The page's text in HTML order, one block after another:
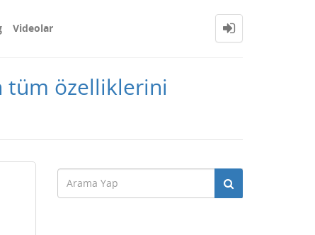
Videolar
tüm özelliklerini